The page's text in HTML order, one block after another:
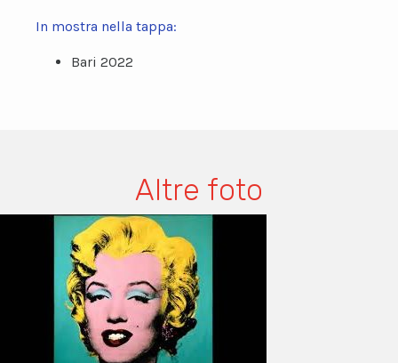
In mostra nella tappa:
Bari 2022
Altre foto